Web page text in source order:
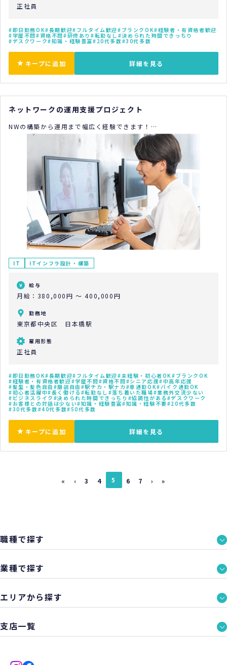
正社員
即日勤務OK 長期歓迎 フルタイム歓迎 ブランクOK 経験者・有資格者歓迎
学歴不問 資格不問 研修あり 転勤なし 決められた時間できっちり
デスクワーク 知識・経験豊富 20代多数 30代多数
キープに追加 詳細を見る
ネットワークの運用支援プロジェクト
NWの構築から運用まで幅広く経験できます！
リモートと出社を併用しながら柔軟に働くことができます！
IT ITインフラ設計・構築
給与
月給：380,000円 ～ 400,000円
勤務地
東京都中央区 日本橋駅
雇用形態
正社員
即日勤務OK 長期歓迎 フルタイム歓迎 未経験・初心者OK ブランクOK
経験者・有資格者歓迎 学歴不問 資格不問 シニア応援 中高年応援
髪型・髪色自由 服装自由 駅チカ・駅ナカ 車通勤OK バイク通勤OK
初心者活躍中 長く働ける 転勤なし 落ち着いた職場 業務外交流少ない
ビジネスライク 決められた時間できっちり 協調性がある デスクワーク
お客様との対話は少ない 知識・経験豊富 知識・経験不要 20代多数
30代多数 40代多数 50代多数
キープに追加 詳細を見る
« ‹ 3 4 5 6 7 › »
職種で探す
業種で探す
エリアから探す
支店一覧